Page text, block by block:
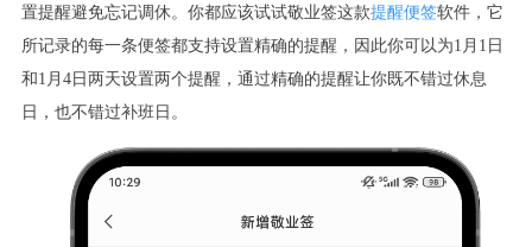
置提醒避免忘记调休。你都应该试试敬业签这款提醒便签软件，它
所记录的每一条便签都支持设置精确的提醒，因此你可以为1月1日
和1月4日两天设置两个提醒，通过精确的提醒让你既不错过休息
日，也不错过补班日。